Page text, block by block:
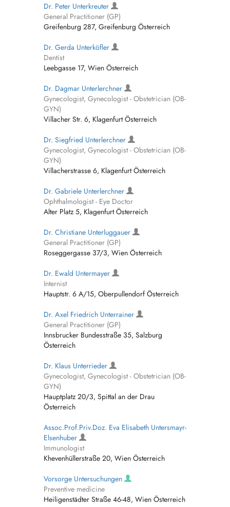
Dr. Peter Unterkreuter
General Practitioner (GP)
Greifenburg 287, Greifenburg Österreich
Dr. Gerda Unterköfler
Dentist
Leebgasse 17, Wien Österreich
Dr. Dagmar Unterlerchner
Gynecologist, Gynecologist - Obstetrician (OB-
GYN)
Villacher Str. 6, Klagenfurt Österreich
Dr. Siegfried Unterlerchner
Gynecologist, Gynecologist - Obstetrician (OB-
GYN)
Villacherstrasse 6, Klagenfurt Österreich
Dr. Gabriele Unterlerchner
Ophthalmologist - Eye Doctor
Alter Platz 5, Klagenfurt Österreich
Dr. Christiane Unterluggauer
General Practitioner (GP)
Roseggergasse 37/3, Wien Österreich
Dr. Ewald Untermayer
Internist
Hauptstr. 6 A/15, Oberpullendorf Österreich
Dr. Axel Friedrich Unterrainer
General Practitioner (GP)
Innsbrucker Bundesstraße 35, Salzburg
Österreich
Dr. Klaus Unterrieder
Gynecologist, Gynecologist - Obstetrician (OB-
GYN)
Hauptplatz 20/3, Spittal an der Drau
Österreich
Assoc.Prof.Priv.Doz. Eva Elisabeth Untersmayr-
Elsenhuber
Immunologist
Khevenhüllerstraße 20, Wien Österreich
Vorsorge Untersuchungen
Preventive medicine
Heiligenstädter Straße 46-48, Wien Österreich